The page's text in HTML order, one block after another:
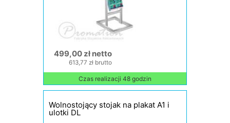
499,00 zł netto
613,77 zł brutto
Czas realizacji 48 godzin
Wolnostojący stojak na plakat A1 i
ulotki DL